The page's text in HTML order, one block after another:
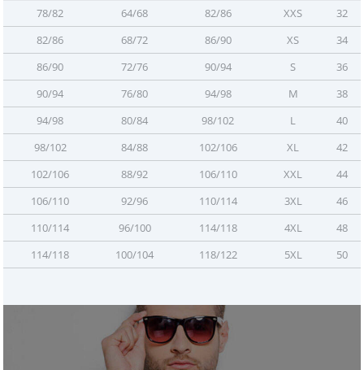
78/82
64/68 82/86 XXS
32
82/86
68/72 86/90 XS
34
86/90
72/76 90/94 S
36
90/94
76/80 94/98 M
38
94/98
80/84 98/102 L
40
98/102
84/88 102/106 XL
42
102/106
88/92 106/110 XXL
44
106/110
92/96 110/114 3XL
46
110/114
96/100 114/118 4XL
48
114/118
100/104 118/122 5XL 50